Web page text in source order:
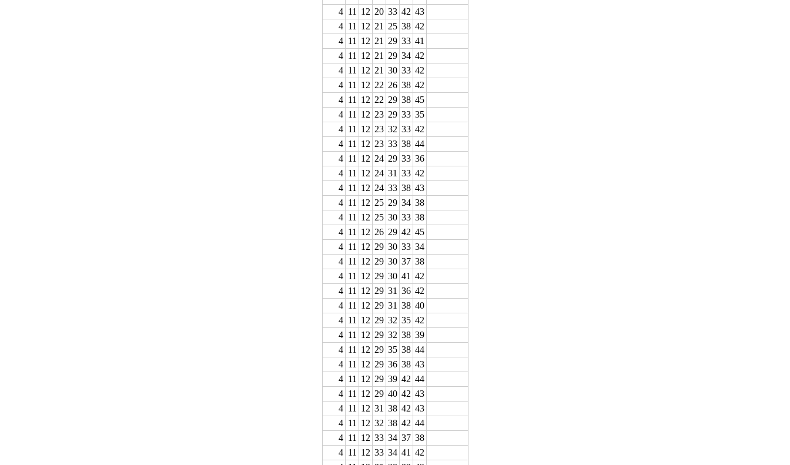
4 11 12 20 33 42 43
4 11 12 21 25 38 42
4 11 12 21 29 33 41
4 11 12 21 29 34 42
4 11 12 21 30 33 42
4 11 12 22 26 38 42
4 11 12 22 29 38 45
4 11 12 23 29 33 35
4 11 12 23 32 33 42
4 11 12 23 33 38 44
4 11 12 24 29 33 36
4 11 12 24 31 33 42
4 11 12 24 33 38 43
4 11 12 25 29 34 38
4 11 12 25 30 33 38
4 11 12 26 29 42 45
4 11 12 29 30 33 34
4 11 12 29 30 37 38
4 11 12 29 30 41 42
4 11 12 29 31 36 42
4 11 12 29 31 38 40
4 11 12 29 32 35 42
4 11 12 29 32 38 39
4 11 12 29 35 38 44
4 11 12 29 36 38 43
4 11 12 29 39 42 44
4 11 12 29 40 42 43
4 11 12 31 38 42 43
4 11 12 32 38 42 44
4 11 12 33 34 37 38
4 11 12 33 34 41 42